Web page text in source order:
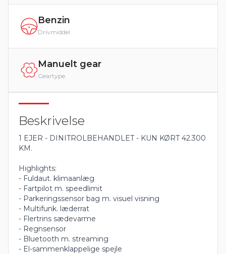
Benzin
Drivmiddel
Manuelt gear
Geartype
Beskrivelse
1 EJER - DINITROLBEHANDLET - KUN KØRT 42.300
KM.
Highlights:
- Fuldaut. klimaanlæg
- Fartpilot m. speedlimit
- Parkeringssensor bag m. visuel visning
- Multifunk. læderrat
- Flertrins sædevarme
- Regnsensor
- Bluetooth m. streaming
- El-sammenklappelige spejle